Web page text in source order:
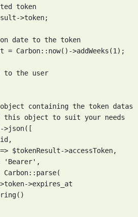
token
>token;
date to the token
= Carbon::now()->addWeeks(1);
to the user
containing the token datas
this object to suit your needs
>json([
$tokenResult->accessToken,
'Bearer',
Carbon::parse(
>expires_at